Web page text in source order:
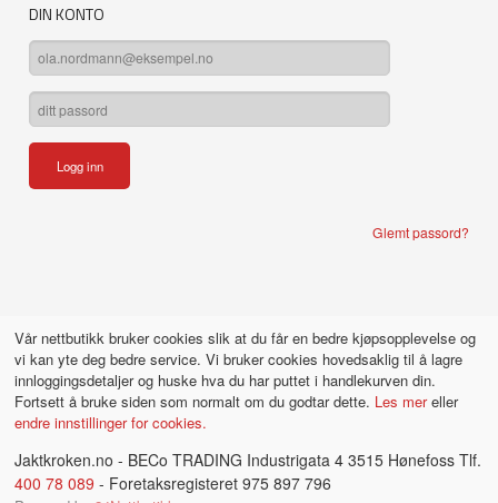
DIN KONTO
Glemt passord?
Vår nettbutikk bruker cookies slik at du får en bedre kjøpsopplevelse og
vi kan yte deg bedre service. Vi bruker cookies hovedsaklig til å lagre
innloggingsdetaljer og huske hva du har puttet i handlekurven din.
Fortsett å bruke siden som normalt om du godtar dette. Les mereller
endre innstillinger for cookies.
Jaktkroken.no - BECo TRADING Industrigata 4 3515 Hønefoss Tlf.
400 78 089 - Foretaksregisteret 975 897 796